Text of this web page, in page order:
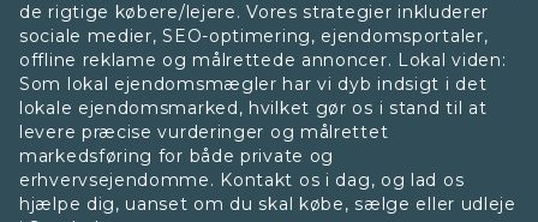
de rigtige købere/lejere. Vores strategier inkluderer
sociale medier, SEO-optimering, ejendomsportaler,
offline reklame og målrettede annoncer. Lokal viden:
Som lokal ejendomsmægler har vi dyb indsigt i det
lokale ejendomsmarked, hvilket gør os i stand til at
levere præcise vurderinger og målrettet
markedsføring for både private og
erhvervsejendomme. Kontakt os i dag, og lad os
hjælpe dig, uanset om du skal købe, sælge eller udleje